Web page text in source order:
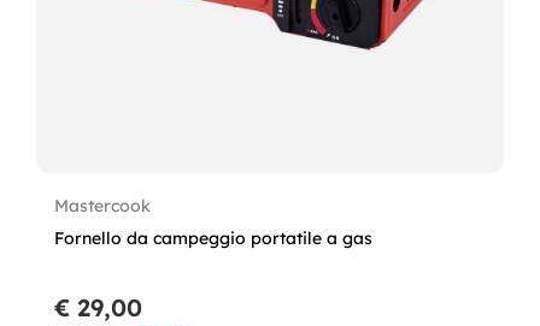
Mastercook
Fornello da campeggio portatile a gas
€ 29,00